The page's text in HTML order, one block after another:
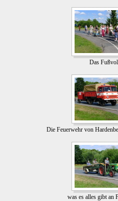
Das
Die Feuerwehr von
was es alles gibt an